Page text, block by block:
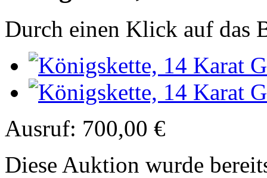
Durch einen Klick auf das
Ausruf: 700,00 €
Diese Auktion wurde